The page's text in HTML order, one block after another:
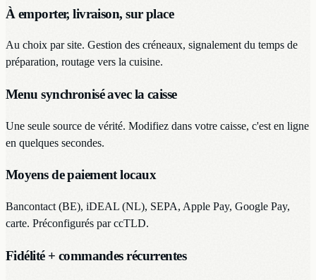
À emporter, livraison, sur place
Au choix par site. Gestion des créneaux, signalement du temps de
préparation, routage vers la cuisine.
Menu synchronisé avec la caisse
Une seule source de vérité. Modifiez dans votre caisse, c'est en ligne
en quelques secondes.
Moyens de paiement locaux
Bancontact (BE), iDEAL (NL), SEPA, Apple Pay, Google Pay,
carte. Préconfigurés par ccTLD.
Fidélité + commandes récurrentes